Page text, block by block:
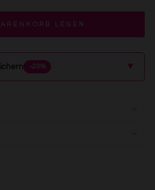
LEGEN
−20% ▲